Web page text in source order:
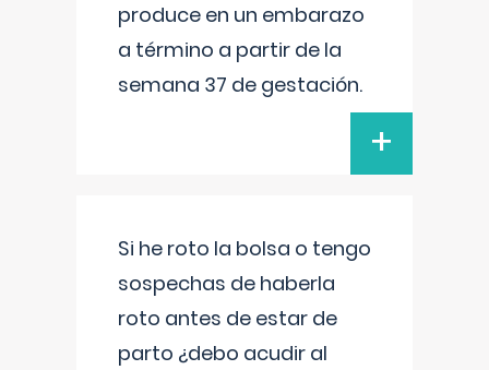
produce en un embarazo
a término a partir de la
semana 37 de gestación.
+
Si he roto la bolsa o tengo
sospechas de haberla
roto antes de estar de
parto ¿debo acudir al